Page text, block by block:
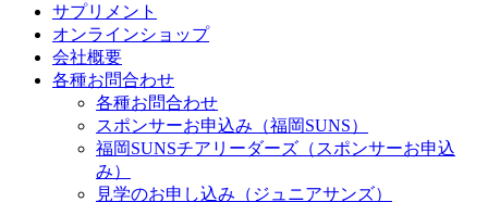
サプリメント
オンラインショップ
会社概要
各種お問合わせ
各種お問合わせ
スポンサーお申込み（福岡SUNS）
福岡SUNSチアリーダーズ（スポンサーお申込
み）
見学のお申し込み（ジュニアサンズ）